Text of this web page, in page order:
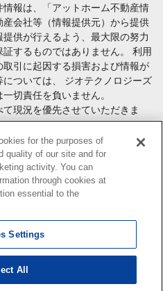
報は、「アットホーム不動産情
会社等（情報提供元）から提供
供が行えるよう、最大限の努力
するものではありません。 利用
引に起因する損害および情報が
ついては、 ジオテクノロジーズ
切責任を負いません。
現況を優先させていただきま
等を含みます）の際には、内容
供元より十分な説明を受け、ご自
い。
、その他不動産業務ソリューシ
お問合せはこちら
している情報の無断転載を禁止します。著作権
属します。
for the purposes of
quality of our site and for
activity. You can
through cookies at
essential to the
Settings
All